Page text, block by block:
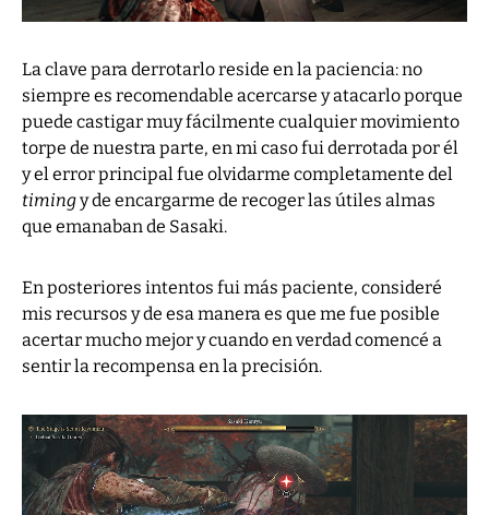
La clave para derrotarlo reside en la paciencia: no
siempre es recomendable acercarse y atacarlo porque
puede castigar muy fácilmente cualquier movimiento
torpe de nuestra parte, en mi caso fui derrotada por él
y el error principal fue olvidarme completamente del
timingy de encargarme de recoger las útiles almas
que emanaban de Sasaki.
En posteriores intentos fui más paciente, consideré
mis recursos y de esa manera es que me fue posible
acertar mucho mejor y cuando en verdad comencé a
sentir la recompensa en la precisión.